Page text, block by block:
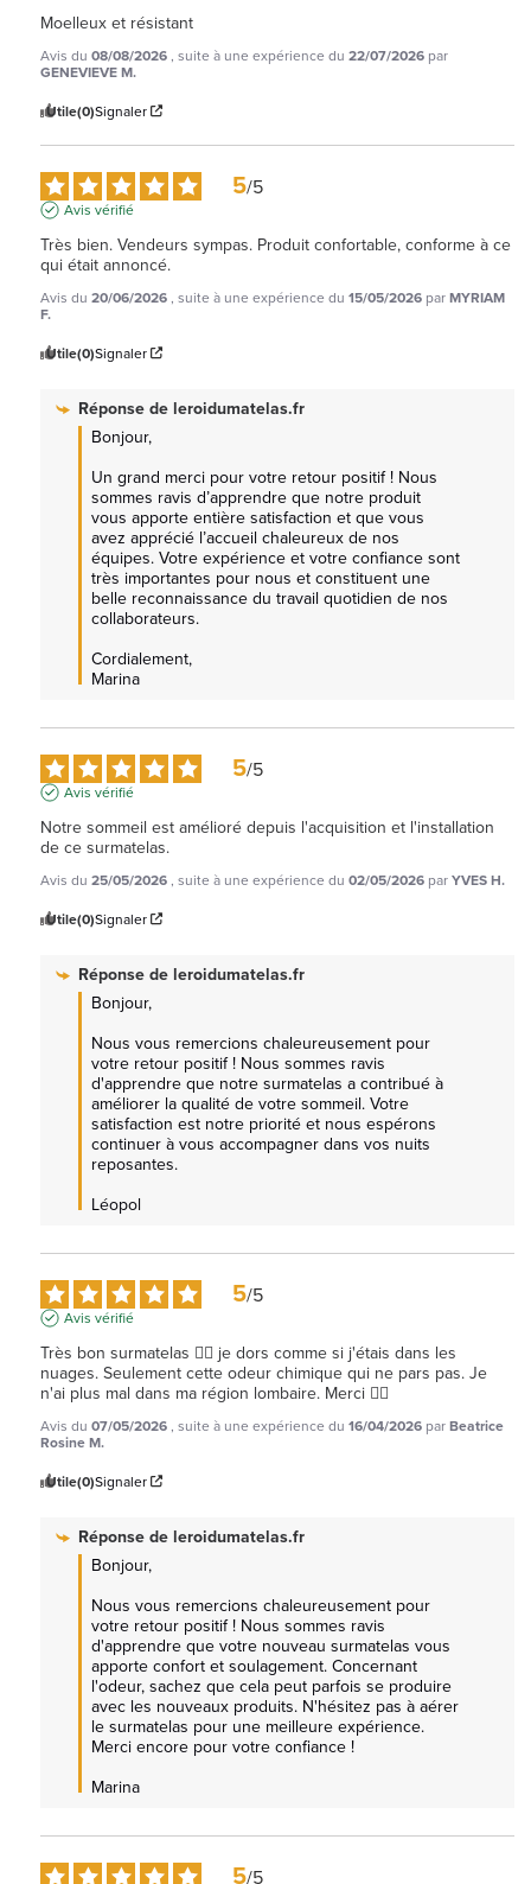
Moelleux et résistant
Avis du 08/08/2026, suite à une expérience du 22/07/2026 par
GENEVIEVE M.
Utile(0)Signaler
5/5
Avis vérifié
Très bien. Vendeurs sympas. Produit confortable, conforme à ce
qui était annoncé.
Avis du 20/06/2026, suite à une expérience du 15/05/2026 parMYRIAM
F.
Utile(0)Signaler
Réponse deleroidumatelas.fr
Bonjour,
Un grand merci pour votre retour positif ! Nous
sommes ravis d’apprendre que notre produit
vous apporte entière satisfaction et que vous
avez apprécié l’accueil chaleureux de nos
équipes. Votre expérience et votre confiance sont
très importantes pour nous et constituent une
belle reconnaissance du travail quotidien de nos
collaborateurs.
Cordialement,
Marina
5/5
Avis vérifié
Notre sommeil est amélioré depuis l'acquisition et l'installation
de ce surmatelas.
Avis du 25/05/2026, suite à une expérience du 02/05/2026 parYVES H.
Utile(0)Signaler
Réponse deleroidumatelas.fr
Bonjour,
Nous vous remercions chaleureusement pour
votre retour positif ! Nous sommes ravis
d'apprendre que notre surmatelas a contribué à
améliorer la qualité de votre sommeil. Votre
satisfaction est notre priorité et nous espérons
continuer à vous accompagner dans vos nuits
reposantes.
Léopol
5/5
Avis vérifié
Très bon surmatelas 👍🏾 je dors comme si j'étais dans les
nuages. Seulement cette odeur chimique qui ne pars pas. Je
n'ai plus mal dans ma région lombaire. Merci 👍🏾
Avis du 07/05/2026, suite à une expérience du 16/04/2026 parBeatrice
Rosine M.
Utile(0)Signaler
Réponse deleroidumatelas.fr
Bonjour,
Nous vous remercions chaleureusement pour
votre retour positif ! Nous sommes ravis
d'apprendre que votre nouveau surmatelas vous
apporte confort et soulagement. Concernant
l'odeur, sachez que cela peut parfois se produire
avec les nouveaux produits. N'hésitez pas à aérer
le surmatelas pour une meilleure expérience.
Merci encore pour votre confiance !
Marina
5/5